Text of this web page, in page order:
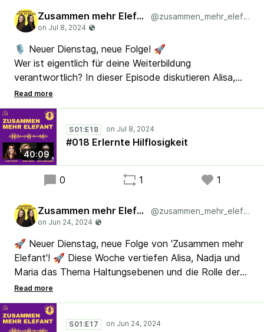
Zusammen mehr Elefant @zusammen_mehr_elefant
🎙️ Neuer Dienstag, neue Folge! 🚀
Wer ist eigentlich für deine Weiterbildung
verantwortlich? In dieser Episode diskutieren Alisa,
Nadja und Maria über die Erwartungshaltungen zu
Weiterentwicklung und die Rolle von Führungskräften
und HR. Erfahre, wo Verantwortung endet und
Eigeninitiative beginnt, und ob wir uns selbst in den
Mittelpunkt unserer Weiterentwicklung stellen sollten.
Zusammen mehr Elefant: Jeden zweiten Dienstag!
#Scrum #Agile #Lean
40:09
S01:E18
#018 Erlernte Hilflosigkeit
0 1 1
Zusammen mehr Elefant @zusammen_mehr_elefant
🚀 Neuer Dienstag, neue Folge von 'Zusammen mehr
Elefant'! 🚀 Diese Woche vertiefen Alisa, Nadja und
Maria das Thema Haltungsebenen und die Rolle der
Führung in Transformationen. Entdeckt, wie
Führungskräfte ihre Organisationen unterstützen
können, um am Markt zu bestehen. Maria stellt das
Konzept des Wertetargets vor und zeigt, wie es
S01:E17